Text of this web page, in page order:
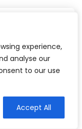
experience,
analyse our
to our use
Accept All